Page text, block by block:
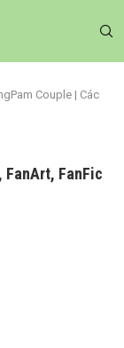
Couple | Các
FanArt, FanFic